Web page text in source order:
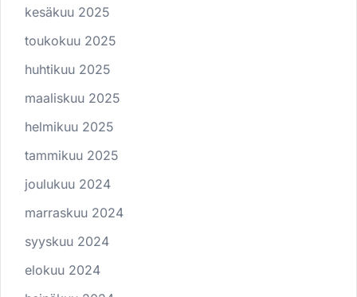
kesäkuu 2025
toukokuu 2025
huhtikuu 2025
maaliskuu 2025
helmikuu 2025
tammikuu 2025
joulukuu 2024
marraskuu 2024
syyskuu 2024
elokuu 2024